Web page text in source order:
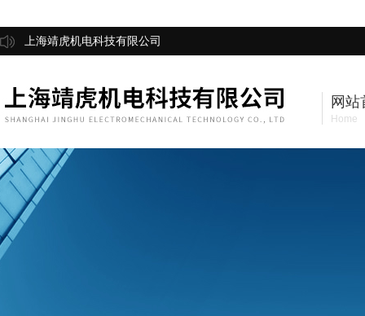
上海靖虎机电科技有限公司
网站
Home